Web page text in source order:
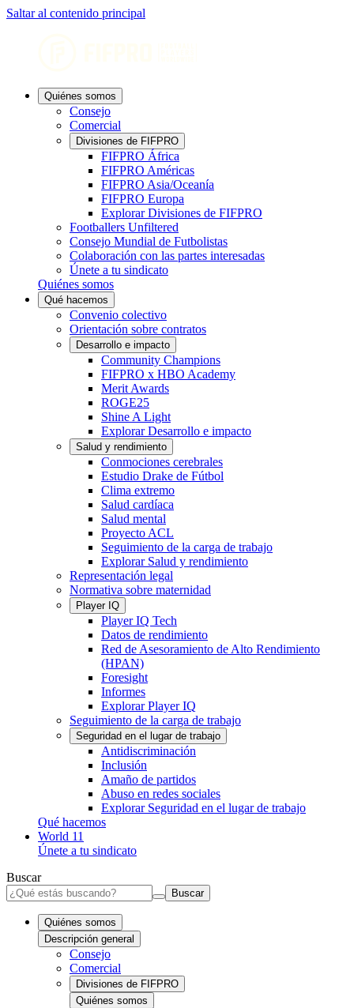
Saltar al contenido principal
Quiénes somos
Consejo
Comercial
Divisiones de FIFPRO
FIFPRO África
FIFPRO Américas
FIFPRO Asia/Oceanía
FIFPRO Europa
Explorar Divisiones de FIFPRO
Footballers Unfiltered
Consejo Mundial de Futbolistas
Colaboración con las partes interesadas
Únete a tu sindicato
Quiénes somos
Qué hacemos
Convenio colectivo
Orientación sobre contratos
Desarrollo e impacto
Community Champions
FIFPRO x HBO Academy
Merit Awards
ROGE25
Shine A Light
Explorar Desarrollo e impacto
Salud y rendimiento
Conmociones cerebrales
Estudio Drake de Fútbol
Clima extremo
Salud cardíaca
Salud mental
Proyecto ACL
Seguimiento de la carga de trabajo
Explorar Salud y rendimiento
Representación legal
Normativa sobre maternidad
Player IQ
Player IQ Tech
Datos de rendimiento
Red de Asesoramiento de Alto Rendimiento
(HPAN)
Foresight
Informes
Explorar Player IQ
Seguimiento de la carga de trabajo
Seguridad en el lugar de trabajo
Antidiscriminación
Inclusión
Amaño de partidos
Abuso en redes sociales
Explorar Seguridad en el lugar de trabajo
Qué hacemos
World 11
Únete a tu sindicato
Buscar
Buscar
Quiénes somos
Descripción general
Consejo
Comercial
Divisiones de FIFPRO
Quiénes somos